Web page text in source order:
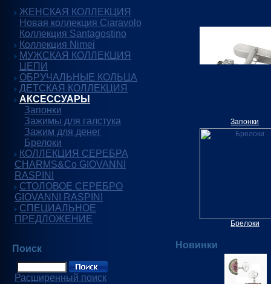
ЖЕНСКАЯ КОЛЛЕКЦИЯ
Новая коллекция Ciaravolo
Коллекция Santagostino
Коллекция Nimei
МУЖСКАЯ КОЛЛЕКЦИЯ
ЦЕПИ
ОБРУЧАЛЬНЫЕ КОЛЬЦА
ДЕТСКАЯ КОЛЛЕКЦИЯ
АКСЕССУАРЫ
Запонки
Зажимы для галстука
Зажим для денег
Брелоки
КОЛЛЕКЦИЯ СЕРЕБРА
CHARMS&Co GIOVANNI
RASPINI
СТОЛОВОЕ СЕРЕБРО
GIOVANNI RASPINI
СПЕЦИАЛЬНОЕ
ПРЕДЛОЖЕНИЕ
Поиск
Расширенный поиск
Запонки
Брелоки
Новинки